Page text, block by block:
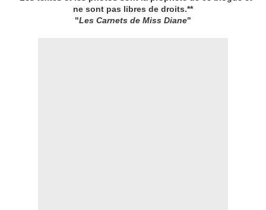
ne sont pas libres de droits.**
"Les Carnets de Miss Diane"